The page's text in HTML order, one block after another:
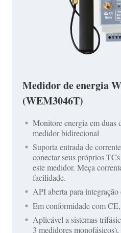
Medidor de energia
(WEM3046T)
Monitore energia em duas
medidor bidirecional
Suporta entrada de
conectar seus próprios
este medidor. Meça
facilidade.
API aberta para
Em conformidade com
Aplicável a sistemas
3 medidores